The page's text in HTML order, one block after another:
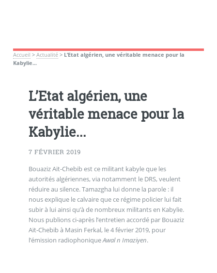
Accueil > Actualité> L’Etat algérien, une véritable menace pour la
Kabylie...
L’Etat algérien, une
véritable menace pour la
Kabylie...
7 FÉVRIER 2019
Bouaziz Aït-Chebib est ce militant kabyle que les
autorités algériennes, via notamment le DRS, veulent
réduire au silence. Tamazgha lui donne la parole : il
nous explique le calvaire que ce régime policier lui fait
subir à lui ainsi qu’à de nombreux militants en Kabylie.
Nous publions ci-après l’entretien accordé par Bouaziz
Aït-Chebib à Masin Ferkal, le 4 février 2019, pour
l’émission radiophoniqueAwal n Imaziγen.